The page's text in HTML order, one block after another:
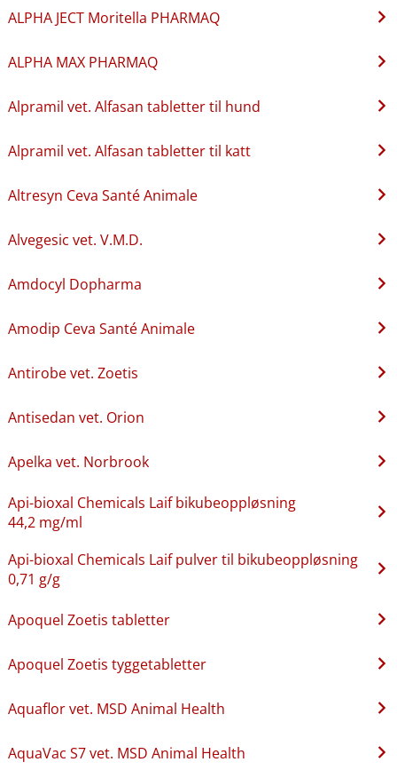
ALPHA JECT Moritella PHARMAQ
ALPHA MAX PHARMAQ
Alpramil vet. Alfasan tabletter til hund
Alpramil vet. Alfasan tabletter til katt
Altresyn Ceva Santé Animale
Alvegesic vet. V.M.D.
Amdocyl Dopharma
Amodip Ceva Santé Animale
Antirobe vet. Zoetis
Antisedan vet. Orion
Apelka vet. Norbrook
Api-bioxal Chemicals Laif bikubeoppløsning
44,2 mg/ml
Api-bioxal Chemicals Laif pulver til bikubeoppløsning
0,71 g/g
Apoquel Zoetis tabletter
Apoquel Zoetis tyggetabletter
Aquaflor vet. MSD Animal Health
AquaVac S7 vet. MSD Animal Health